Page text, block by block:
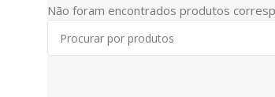
Não foram encontrados produtos